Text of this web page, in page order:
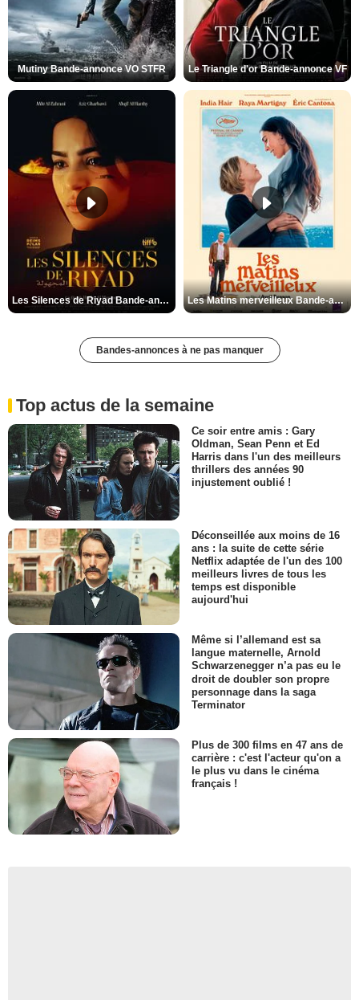
Mutiny Bande-annonce VO STFR Le Triangle d'or Bande-annonce VF
Les Silences de Riyad Bande-annonce VO STFR Les Matins merveilleux Bande-annonce VF
Bandes-annonces à ne pas manquer
Top actus de la semaine
Ce soir entre amis : Gary
Oldman, Sean Penn et Ed
Harris dans l'un des meilleurs
thrillers des années 90
injustement oublié !
Déconseillée aux moins de 16
ans : la suite de cette série
Netflix adaptée de l'un des 100
meilleurs livres de tous les
temps est disponible
aujourd'hui
Même si l’allemand est sa
langue maternelle, Arnold
Schwarzenegger n’a pas eu le
droit de doubler son propre
personnage dans la saga
Terminator
Plus de 300 films en 47 ans de
carrière : c'est l'acteur qu'on a
le plus vu dans le cinéma
français !